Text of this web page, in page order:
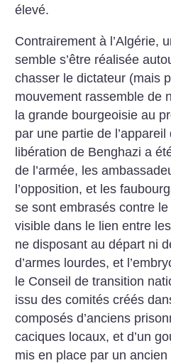
élevé.
Contrairement à l’Algérie,
semble s’être réalisée
chasser le dictateur (mais
mouvement rassemble de
la grande bourgeoisie au
par une partie de
libération de Benghazi a
de l’armée, les
l’opposition, et les
se sont embrasés contre
visible dans le lien entre
ne disposant au départ ni
d’armes lourdes, et
le Conseil de transition
issu des comités créés
composés d’anciens
caciques locaux, et d’un
mis en place par un ancien